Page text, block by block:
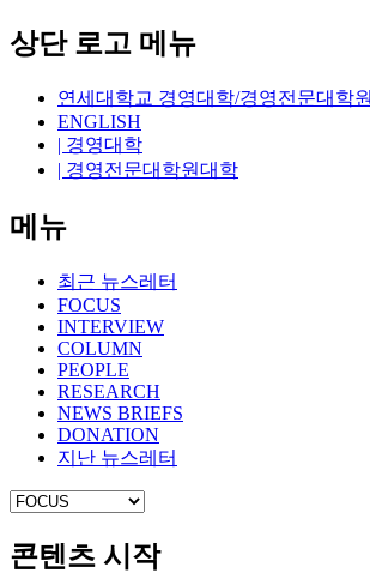
상단 로고 메뉴
연세대학교 경영대학/경영전문대학
ENGLISH
| 경영대학
| 경영전문대학원대학
메뉴
최근 뉴스레터
FOCUS
INTERVIEW
COLUMN
PEOPLE
RESEARCH
NEWS BRIEFS
DONATION
지난 뉴스레터
콘텐츠 시작